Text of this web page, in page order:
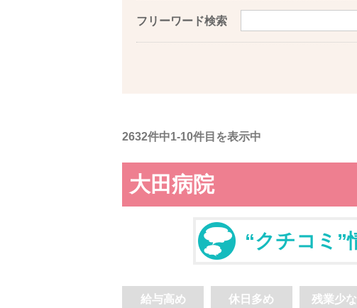
フリーワード検索
2632件中1-10件目を表示中
大田病院
“クチコミ”
給与高め 休日多め 残業少